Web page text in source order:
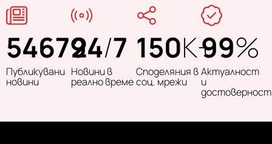
54679
Публикувани
новини
24/7
Новини в
реално време
150K+
Споделяния в
соц. мрежи
99%
Актуалност
и
достоверност